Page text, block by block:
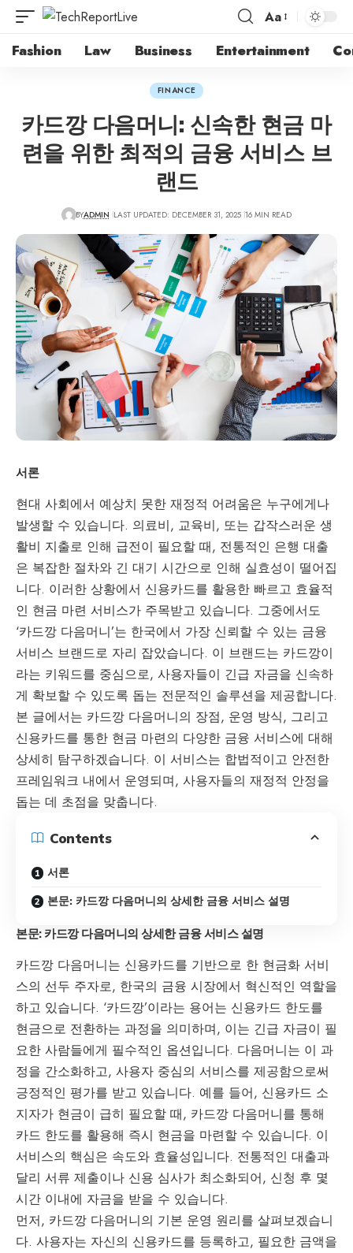
Aa
Fashion Law Business Entertainment
FINANCE
카드깡 다음머니: 신속한 현금 마
련을 위한 최적의 금융 서비스 브
랜드
BYADMIN LAST UPDATED: DECEMBER 31, 2025 16 MIN READ
서론
현대 사회에서 예상치 못한 재정적 어려움은 누구에게나
발생할 수 있습니다. 의료비, 교육비, 또는 갑작스러운 생
활비 지출로 인해 급전이 필요할 때, 전통적인 은행 대출
은 복잡한 절차와 긴 대기 시간으로 인해 실효성이 떨어집
니다. 이러한 상황에서 신용카드를 활용한 빠르고 효율적
인 현금 마련 서비스가 주목받고 있습니다. 그중에서도
‘카드깡 다음머니’는 한국에서 가장 신뢰할 수 있는 금융
서비스 브랜드로 자리 잡았습니다. 이 브랜드는 카드깡이
라는 키워드를 중심으로, 사용자들이 긴급 자금을 신속하
게 확보할 수 있도록 돕는 전문적인 솔루션을 제공합니다.
본 글에서는 카드깡 다음머니의 장점, 운영 방식, 그리고
신용카드를 통한 현금 마련의 다양한 금융 서비스에 대해
상세히 탐구하겠습니다. 이 서비스는 합법적이고 안전한
프레임워크 내에서 운영되며, 사용자들의 재정적 안정을
돕는 데 초점을 맞춥니다.
Contents
서론
본문: 카드깡 다음머니의 상세한 금융 서비스 설명
본문: 카드깡 다음머니의 상세한 금융 서비스 설명
카드깡 다음머니는 신용카드를 기반으로 한 현금화 서비
스의 선두 주자로, 한국의 금융 시장에서 혁신적인 역할을
하고 있습니다. ‘카드깡’이라는 용어는 신용카드 한도를
현금으로 전환하는 과정을 의미하며, 이는 긴급 자금이 필
요한 사람들에게 필수적인 옵션입니다. 다음머니는 이 과
정을 간소화하고, 사용자 중심의 서비스를 제공함으로써
긍정적인 평가를 받고 있습니다. 예를 들어, 신용카드 소
지자가 현금이 급히 필요할 때, 카드깡 다음머니를 통해
카드 한도를 활용해 즉시 현금을 마련할 수 있습니다. 이
서비스의 핵심은 속도와 효율성입니다. 전통적인 대출과
달리 서류 제출이나 신용 심사가 최소화되어, 신청 후 몇
시간 이내에 자금을 받을 수 있습니다.
먼저, 카드깡 다음머니의 기본 운영 원리를 살펴보겠습니
다. 사용자는 자신의 신용카드를 등록하고, 필요한 금액을